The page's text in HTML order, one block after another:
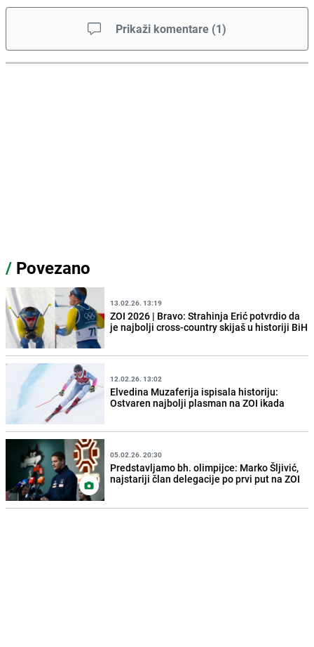
Prikaži komentare (1)
/ Povezano
13.02.26. 13:19
ZOI 2026 | Bravo: Strahinja Erić potvrdio da
je najbolji cross-country skijaš u historiji BiH
12.02.26. 13:02
Elvedina Muzaferija ispisala historiju:
Ostvaren najbolji plasman na ZOI ikada
05.02.26. 20:30
Predstavljamo bh. olimpijce: Marko Šljivić,
najstariji član delegacije po prvi put na ZOI